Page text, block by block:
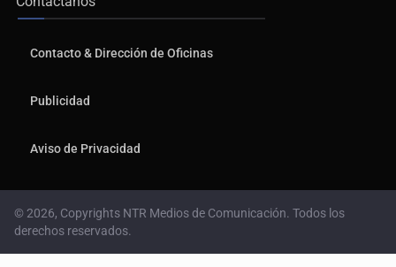
Contacto & Dirección de Oficinas
Publicidad
Aviso de Privacidad
© 2026, Copyrights NTR Medios de Comunicación. Todos los
derechos reservados.